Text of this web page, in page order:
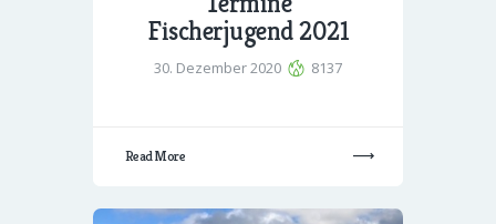
Fischerjugend 2021
30. Dezember 2020 8137
Read More